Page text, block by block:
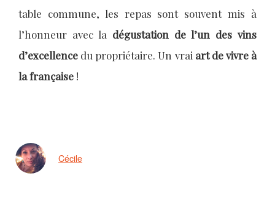
table commune, les repas sont souvent mis à
l’honneur avec la dégustation de l’un des vins
d’excellence du propriétaire. Un vrai art de vivre à
la française !
Cécile